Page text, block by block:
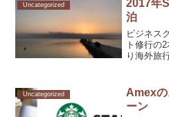
と調べて
Uncategorized
2017年
泊
ビジネス
ト修行の
り海外旅
両方かな
今回は、
Uncategorized
Amex
ーン